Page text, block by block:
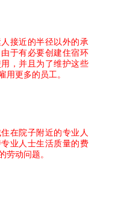
接近的半径以外的承
于有必要创建住宿环
，并且为了维护这些
用更多的员工。
在院子附近的专业人
业人士生活质量的费
劳动问题。